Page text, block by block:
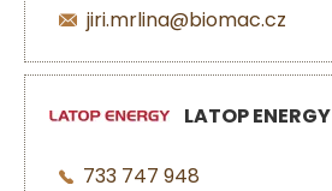
jiri.mrlina@biomac.cz
LATOP ENERGY
733 747 948